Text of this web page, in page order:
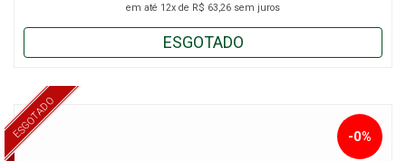
em até 12x de R$ 63,26 sem juros
ESGOTADO
ESGOTADO -0%